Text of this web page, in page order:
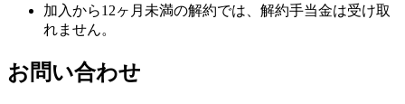
加入から12ヶ月未満の解約では、解約手当金は受け取
れません。
お問い合わせ